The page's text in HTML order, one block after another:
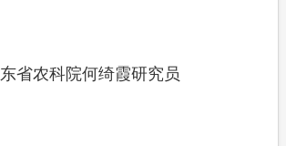
省农科院何绮霞研究员